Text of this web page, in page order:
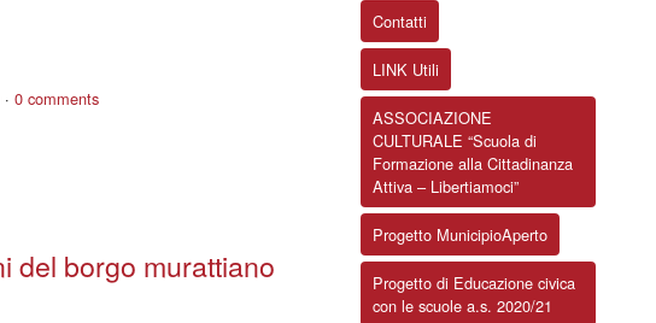
0 comments
del borgo murattiano
Contatti
LINK Utili
ASSOCIAZIONE
CULTURALE “Scuola di
Formazione alla Cittadinanza
Attiva – Libertiamoci”
Progetto MunicipioAperto
Progetto di Educazione civica
con le scuole a.s. 2020/21